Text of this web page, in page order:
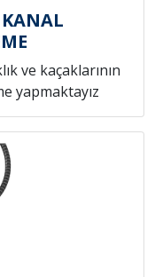
ve kaçaklarının
yapmaktayız